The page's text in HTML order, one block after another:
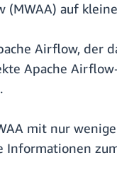
auf
Airflow, der
Apache
mit nur
Informationen